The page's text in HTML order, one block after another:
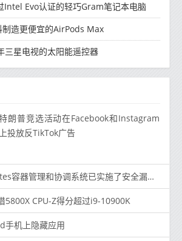
Intel Evo认证的轻巧Gram笔记本电脑
制造更便宜的AirPods Max
三星电视的太阳能遥控器
朗普竞选活动在Facebook和Instagram
上投放反TikTok广告
器管理和协调系统已实施了安全漏洞披露政策
5800X CPU-Z得分超过i9-10900K
手机上隐藏应用